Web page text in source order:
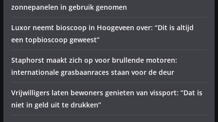
zonnepanelen in gebruik genomen
Luxor neemt bioscoop in Hoogeveen over: “Dit is altijd
een topbioscoop geweest”
Staphorst maakt zich op voor brullende motoren:
internationale grasbaanraces staan voor de deur
Vrijwilligers laten bewoners genieten van vissport: “Dat is
niet in geld uit te drukken”